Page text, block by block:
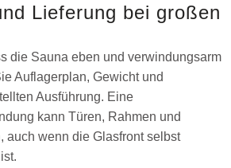
Lieferung bei großen
die Sauna eben und verwindungsarm
Auflagerplan, Gewicht und
Ausführung. Eine
kann Türen, Rahmen und
auch wenn die Glasfront selbst